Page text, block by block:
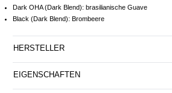
Dark OHA (Dark Blend): brasilianische Guave
Black (Dark Blend): Brombeere
HERSTELLER
EIGENSCHAFTEN